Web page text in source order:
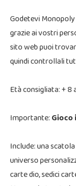
Godetevi
grazie ai vostri
sito web puoi
quindi controllali
Età consigliata: + 8
Importante:
Include: una
universo
carte dio, sedici